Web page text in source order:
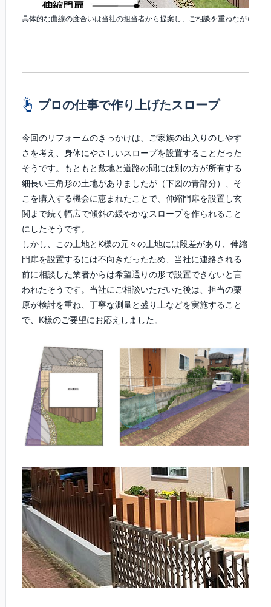
具体的な曲線の度合いは当社の担当者から提案し、ご相談を重ねながら決定
プロの仕事で作り上げたスロープ
今回のリフォームのきっかけは、ご家族の出入りのしやす
さを考え、身体にやさしいスロープを設置することだった
そうです。もともと敷地と道路の間には別の方が所有する
細長い三角形の土地がありましたが（下図の青部分）、そ
こを購入する機会に恵まれたことで、伸縮門扉を設置し玄
関まで続く幅広で傾斜の緩やかなスロープを作られること
にしたそうです。
しかし、この土地とK様の元々の土地には段差があり、伸縮
門扉を設置するには不向きだったため、当社に連絡される
前に相談した業者からは希望通りの形で設置できないと言
われたそうです。当社にご相談いただいた後は、担当の栗
原が検討を重ね、丁寧な測量と盛り土などを実施すること
で、K様のご要望にお応えしました。